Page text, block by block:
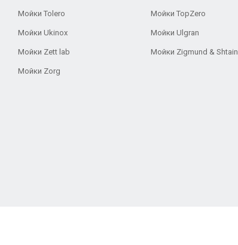
Мойки Tolero Мойки TopZero
Мойки Ukinox Мойки Ulgran
Мойки Zett lab Мойки Zigmund & Shtain
Мойки Zorg